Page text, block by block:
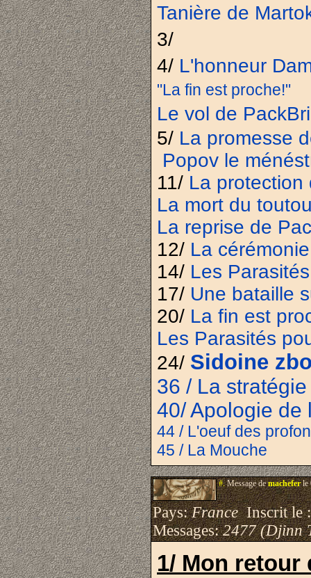
Tanière de
3/
4/ L'honneur
"La fin est proche!"
Le vol de
5/ La promesse
Popov le
11/ La protection
La mort du
La reprise de
12/ La
14/ Les
17/ Une bataille
20/ La fin est
Les Parasités
24/ Sidoine
36 / La
40/ Apologie de
44 / L'oeuf des
45 / La Mouche
#.Message demacheferle
Pays:FranceInscrit le
Messages:2477 (Djinn
1/ Mon retour